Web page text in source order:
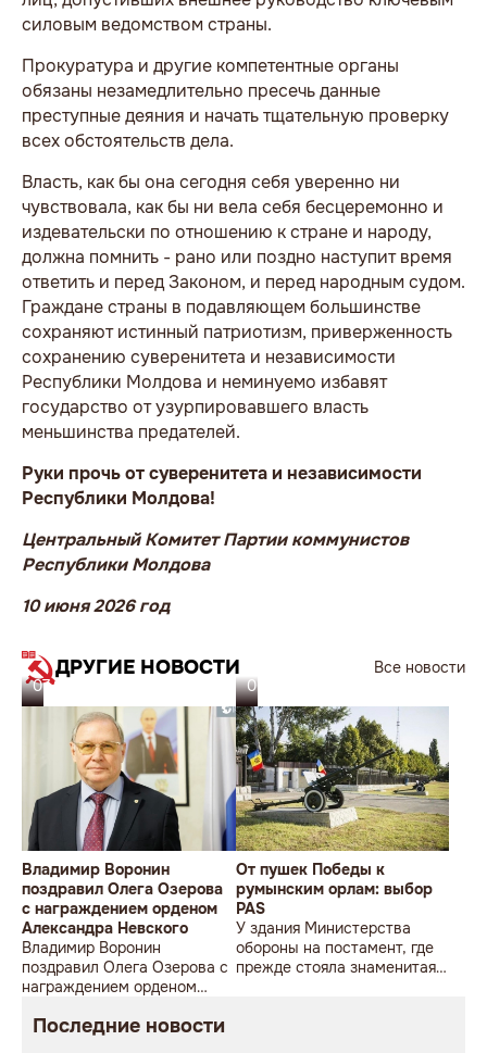
силовым ведомством страны.
Прокуратура и другие компетентные органы
обязаны незамедлительно пресечь данные
преступные деяния и начать тщательную проверку
всех обстоятельств дела.
Власть, как бы она сегодня себя уверенно ни
чувствовала, как бы ни вела себя бесцеремонно и
издевательски по отношению к стране и народу,
должна помнить - рано или поздно наступит время
ответить и перед Законом, и перед народным судом.
Граждане страны в подавляющем большинстве
сохраняют истинный патриотизм, приверженность
сохранению суверенитета и независимости
Республики Молдова и неминуемо избавят
государство от узурпировавшего власть
меньшинства предателей.
Руки прочь от суверенитета и независимости
Республики Молдова!
Центральный Комитет Партии коммунистов
Республики Молдова
10 июня 2026 год
ДРУГИЕ НОВОСТИ
Все новости
07.08.26
Владимир Воронин
поздравил Олега Озерова
с награждением орденом
Александра Невского
Владимир Воронин
поздравил Олега Озерова с
награждением орденом
06.08.26
От пушек Победы к
румынским орлам: выбор
PAS
У здания Министерства
обороны на постамент, где
прежде стояла знаменитая
Последние новости